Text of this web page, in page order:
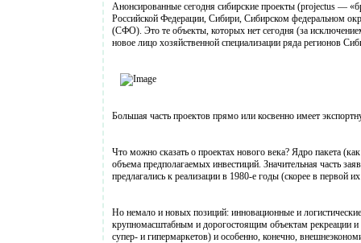
Анонсированные сегодня сибирские проекты (projectus —
Российской Федерации, Сибири, Сибирском федеральном
(СФО). Это те объекты, которых нет сегодня (за
новое лицо хозяйственной специализации ряда регионов
Большая часть проектов прямо или косвенно имеет
Что можно сказать о проектах нового века? Ядро пакета
объема предполагаемых инвестиций. Значительная часть
предлагались к реализации в 1980-е годы (скорее в первой
Но немало и новых позиций: инновационные и
крупномасштабным и дорогостоящим объектам рекреации и
супер- и гипермаркетов) и особенно, конечно,